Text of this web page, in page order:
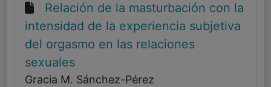
Relación de la masturbación con la
intensidad de la experiencia subjetiva
del orgasmo en las relaciones
sexuales
Gracia M. Sánchez-Pérez